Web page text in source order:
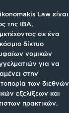
Law είναι
της IBA,
σε ένα
δίκτυο
νομικών
για να
στην
των διεθνών
εξελίξεων και
πρακτικών.